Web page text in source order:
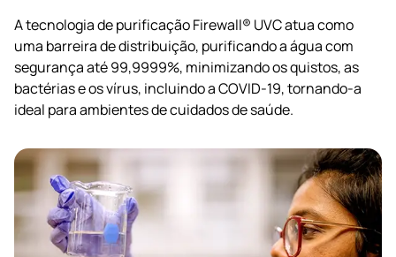
E-mail
Telefone
A tecnologia de purificação Firewall® UVC atua como
uma barreira de distribuição, purificando a água com
segurança até 99,9999%, minimizando os quistos, as
bactérias e os vírus, incluindo a COVID-19, tornando-a
ideal para ambientes de cuidados de saúde.